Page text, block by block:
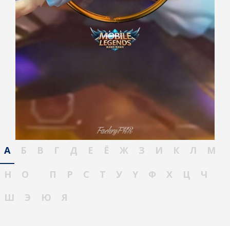
А Б В Г Д Е Ё Ж З И К Л
М
Н
О П Р С Т У Ү Ф Х Ц
Ч
Ш
Э Ю Я